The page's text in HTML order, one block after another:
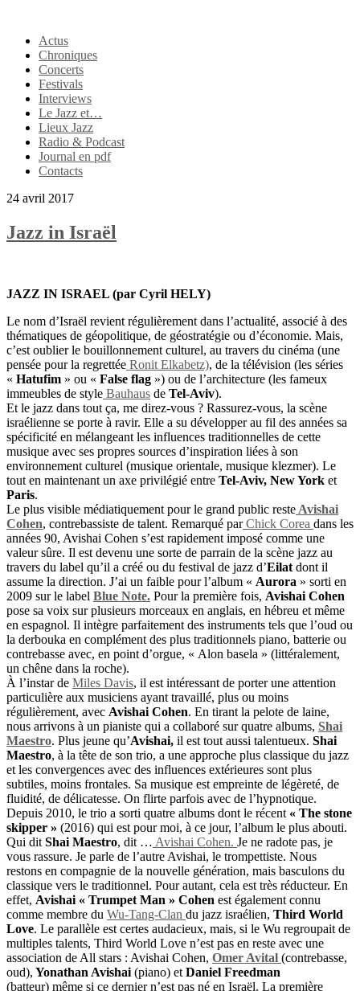
Actus
Chroniques
Concerts
Festivals
Interviews
Le Jazz et…
Lieux Jazz
Radio & Podcast
Journal en pdf
Contacts
24 avril 2017
Jazz in Israël
JAZZ IN ISRAEL (par Cyril HELY)
Le nom d’Israël revient régulièrement dans l’actualité, associé à des
thématiques de géopolitique, de géostratégie ou d’économie. Mais,
c’est oublier le bouillonnement culturel, au travers du cinéma (une
pensée pour la regrettée Ronit Elkabetz), de la télévision (les séries
« Hatufim » ou « False flag ») ou de l’architecture (les fameux
immeubles de style Bauhaus de Tel-Aviv).
Et le jazz dans tout ça, me direz-vous ? Rassurez-vous, la scène
israélienne se porte à ravir. Elle a su développer au fil des années sa
spécificité en mélangeant les influences traditionnelles de cette
musique avec ses propres sources d’inspiration liées à son
environnement culturel (musique orientale, musique klezmer). Le
tout en maintenant un axe privilégié entre Tel-Aviv, New York et
Paris.
Le plus visible médiatiquement pour le grand public reste Avishai
Cohen, contrebassiste de talent. Remarqué parChick Corea dans les
années 90, Avishai Cohen s’est rapidement imposé comme une
valeur sûre. Il est devenu une sorte de parrain de la scène jazz au
travers du label qu’il a créé ou du festival de jazz d’Eilat dont il
assume la direction. J’ai un faible pour l’album « Aurora » sorti en
2009 sur le label Blue Note. Pour la première fois, Avishai Cohen
pose sa voix sur plusieurs morceaux en anglais, en hébreu et même
en espagnol. Il intègre parfaitement des instruments tels que l’oud ou
la derbouka en complément des plus traditionnels piano, batterie ou
contrebasse avec, en point d’orgue, « Alon basela » (littéralement,
un chêne dans la roche).
À l’instar de Miles Davis, il est intéressant de porter une attention
particulière aux musiciens ayant travaillé, plus ou moins
régulièrement, avec Avishai Cohen. En tirant la pelote de laine,
nous arrivons à un pianiste qui a collaboré sur quatre albums, Shai
Maestro. Plus jeune qu’Avishai, il est tout aussi talentueux. Shai
Maestro, à la tête de son trio, a une approche plus classique du jazz
et les convergences avec des influences extérieures sont plus
subtiles, moins frontales. Sa musique est empreinte de légèreté, de
fluidité, de délicatesse. On flirte parfois avec de l’hypnotique.
Depuis 2010, le trio a sorti quatre albums dont le récent « The stone
skipper » (2016) qui est pour moi, à ce jour, l’album le plus abouti.
Qui dit Shai Maestro, dit … Avishai Cohen. Je ne radote pas, je
vous rassure. Je parle de l’autre Avishai, le trompettiste. Nous
restons en compagnie de la nouvelle génération, mais basculons du
classique vers le traditionnel. Pour autant, cela est très réducteur. En
effet, Avishai « Trumpet Man » Cohen est également connu
comme membre du Wu-Tang-Clan du jazz israélien, Third World
Love. Le parallèle est certes audacieux, mais, si le Wu regroupait de
multiples talents, Third World Love n’est pas en reste avec une
association de All stars : Avishai Cohen, Omer Avital (contrebasse,
oud), Yonathan Avishai (piano) et Daniel Freedman
(batteur) même si ce dernier n’est pas né en Israël. La première